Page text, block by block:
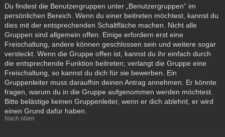
Du findest die Benutzergruppen unter „Benutzergruppen“ im
persönlichen Bereich. Wenn du einer beitreten möchtest, kannst du
dies mit der entsprechenden Schaltfläche machen. Nicht alle
Gruppen sind allgemein offen. Einige erfordern erst eine
Freischaltung, andere können geschlossen sein und weitere sogar
versteckt. Wenn die Gruppe offen ist, kannst du ihr einfach durch
die entsprechende Funktion beitreten; verlangt die Gruppe eine
Freischaltung, so kannst du dich für sie bewerben. Ein
Gruppenleiter muss daraufhin deinen Antrag annehmen. Er könnte
fragen, warum du in die Gruppe aufgenommen werden möchtest.
Bitte belästige keinen Gruppenleiter, wenn er dich ablehnt, er wird
einen Grund dafür haben.
Nach oben